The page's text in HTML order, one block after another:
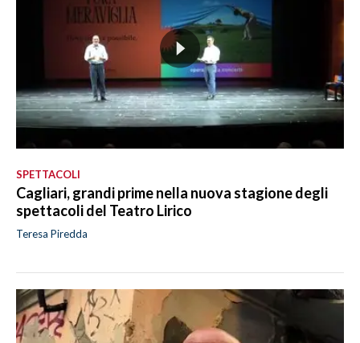
SPETTACOLI
Cagliari, grandi prime nella nuova stagione degli
spettacoli del Teatro Lirico
Teresa Piredda